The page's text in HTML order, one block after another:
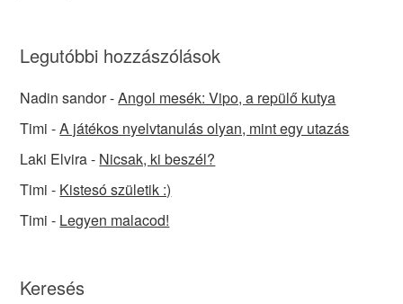
Legutóbbi hozzászólások
Nadin sandor-Angol mesék: Vipo, a repülő kutya
Timi -A játékos nyelvtanulás olyan, mint egy utazás
Laki Elvira- Nicsak, ki beszél?
Timi - Kistesó születik :)
Timi - Legyen malacod!
Keresés